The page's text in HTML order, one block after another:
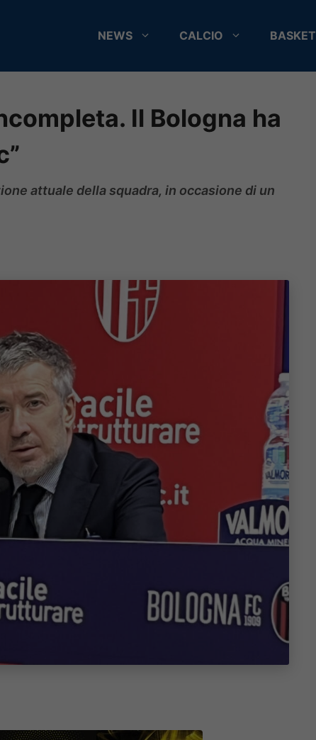
NEWS CALCIO BASKET
Il Bologna ha
attuale della squadra, in occasione di un